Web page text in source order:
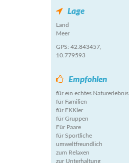
Lage
Land
Meer
GPS: 42.843457,
10.779593
Empfohlen
für ein echtes Naturerlebnis
für Familien
für FKKler
für Gruppen
Für Paare
für Sportliche
umweltfreundlich
zum Relaxen
zur Unterhaltung